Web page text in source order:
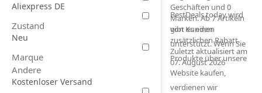
Aliexpress DE
Zustand
Neu
Marque
Andere
Kostenloser Versand
Geschäften und 0
Marken. Ab 7 Artikeln
gibt es einen
zusätzlichen Rabatt.
Zuletzt aktualisiert am
07. August 2026
BestDeals.today wird
von Kunden
unterstützt. Wenn Sie
Produkte über unsere
Website kaufen,
verdienen wir